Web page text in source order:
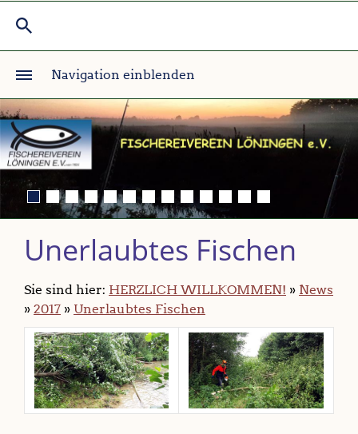
Navigation einblenden
Unerlaubtes Fischen
Sie sind hier: HERZLICH WILLKOMMEN! » News
» 2017 » Unerlaubtes Fischen